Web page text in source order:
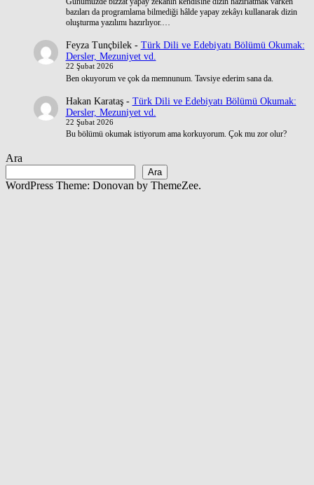
bazıları da programlama bilmediği hâlde yapay zekâyı kullanarak dizin
oluşturma yazılımı hazırlıyor.…
Feyza Tunçbilek- Türk Dili ve Edebiyatı Bölümü Okumak:
Dersler, Mezuniyet vd.
22 Şubat 2026
Ben okuyorum ve çok da memnunum. Tavsiye ederim sana da.
Hakan Karataş- Türk Dili ve Edebiyatı Bölümü Okumak:
Dersler, Mezuniyet vd.
22 Şubat 2026
Bu bölümü okumak istiyorum ama korkuyorum. Çok mu zor olur?
Ara
Ara
WordPress Theme: Donovan by ThemeZee.